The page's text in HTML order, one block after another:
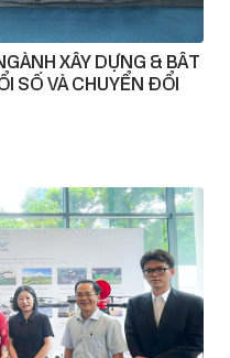
XÂY DỰNG & BẤT
SỐ VÀ CHUYỂN ĐỔI